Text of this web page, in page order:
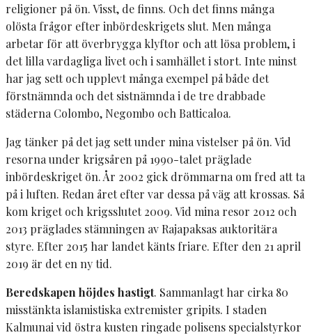
religioner på ön. Visst, de finns. Och det finns många
olösta frågor efter inbördeskrigets slut. Men många
arbetar för att överbrygga klyftor och att lösa problem, i
det lilla vardagliga livet och i samhället i stort. Inte minst
har jag sett och upplevt många exempel på både det
förstnämnda och det sistnämnda i de tre drabbade
städerna Colombo, Negombo och Batticaloa.
Jag tänker på det jag sett under mina vistelser på ön. Vid
resorna under krigsåren på 1990-talet präglade
inbördeskriget ön. År 2002 gick drömmarna om fred att ta
på i luften. Redan året efter var dessa på väg att krossas. Så
kom kriget och krigsslutet 2009. Vid mina resor 2012 och
2013 präglades stämningen av Rajapaksas auktoritära
styre. Efter 2015 har landet känts friare. Efter den 21 april
2019 är det en ny tid.
Beredskapen höjdes hastigt. Sammanlagt har cirka 80
misstänkta islamistiska extremister gripits. I staden
Kalmunai vid östra kusten ringade polisens specialstyrkor